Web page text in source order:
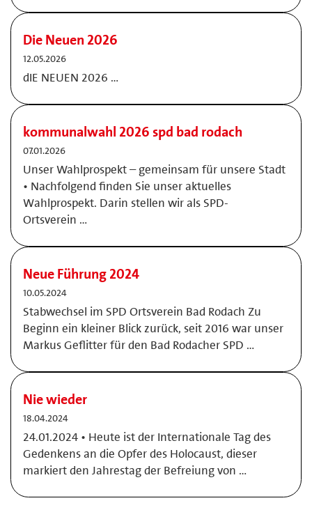
Die Neuen 2026
12.05.2026
dIE NEUEN 2026 …
kommunalwahl 2026 spd bad rodach
07.01.2026
Unser Wahlprospekt – gemeinsam für unsere Stadt
• Nachfolgend finden Sie unser aktuelles
Wahlprospekt. Darin stellen wir als SPD-
Ortsverein …
Neue Führung 2024
10.05.2024
Stabwechsel im SPD Ortsverein Bad Rodach Zu
Beginn ein kleiner Blick zurück, seit 2016 war unser
Markus Geflitter für den Bad Rodacher SPD …
Nie wieder
18.04.2024
24.01.2024 • Heute ist der Internationale Tag des
Gedenkens an die Opfer des Holocaust, dieser
markiert den Jahrestag der Befreiung von …